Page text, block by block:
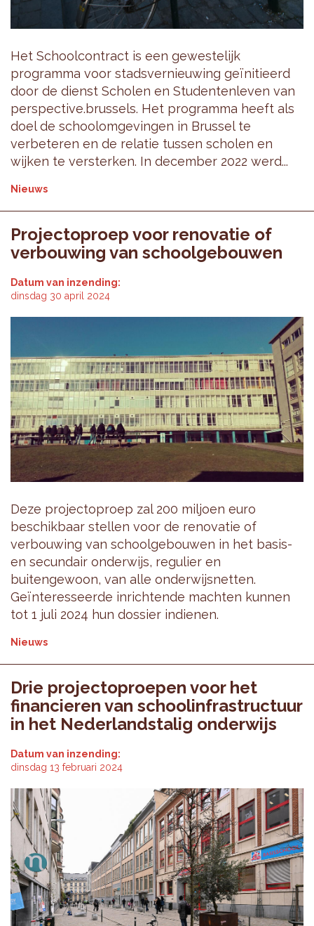
Het Schoolcontract is een gewestelijk
programma voor stadsvernieuwing geïnitieerd
door de dienst Scholen en Studentenleven van
perspective.brussels. Het programma heeft als
doel de schoolomgevingen in Brussel te
verbeteren en de relatie tussen scholen en
wijken te versterken. In december 2022 werd...
Nieuws
Projectoproep voor renovatie of
verbouwing van schoolgebouwen
Datum van inzending:
dinsdag 30 april 2024
Deze projectoproep zal 200 miljoen euro
beschikbaar stellen voor de renovatie of
verbouwing van schoolgebouwen in het basis-
en secundair onderwijs, regulier en
buitengewoon, van alle onderwijsnetten.
Geïnteresseerde inrichtende machten kunnen
tot 1 juli 2024 hun dossier indienen.
Nieuws
Drie projectoproepen voor het
financieren van schoolinfrastructuur
in het Nederlandstalig onderwijs
Datum van inzending:
dinsdag 13 februari 2024